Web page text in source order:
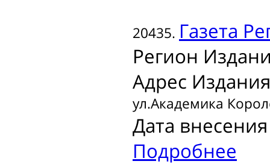
20435. Газета
Регион
Адрес
ул.Академика
Дата
Подробнее